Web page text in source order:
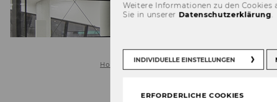
Home About us Contact
Weitere Informationen zu den
Sie in unserer Datenschutzerklärung
INDIVIDUELLE EINSTELLUNGEN
ERFORDERLICHE COOKIES